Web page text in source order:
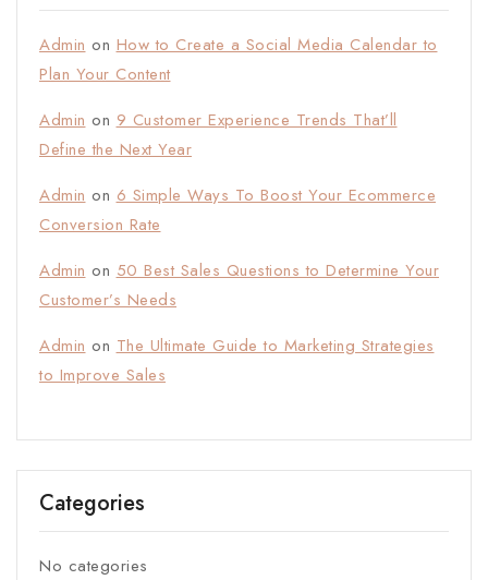
Admin on How to Create a Social Media Calendar to
Plan Your Content
Admin on 9 Customer Experience Trends That’ll
Define the Next Year
Admin on 6 Simple Ways To Boost Your Ecommerce
Conversion Rate
Admin on 50 Best Sales Questions to Determine Your
Customer’s Needs
Admin on The Ultimate Guide to Marketing Strategies
to Improve Sales
Categories
No categories